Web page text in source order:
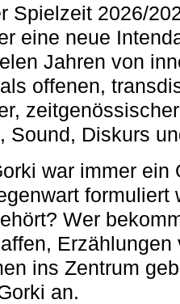
Spielzeit 2026/
eine neue
Jahren von
offenen,
Sound, Diskurs
war immer ein
formuliert
Wer
ins Zentrum
an.